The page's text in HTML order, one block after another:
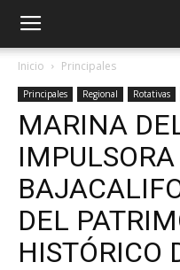
Inicio Principales
Principales Regional Rotativas
MARINA
DEL
HISTÓRICO